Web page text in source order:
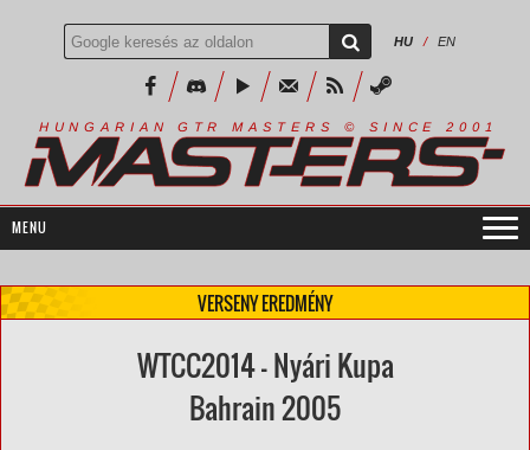
HU / EN
H U N G A R I A N G T R M A S T E R S © S I N C E 2 0 0 1
VERSENY EREDMÉNY
WTCC2014 - Nyári Kupa
Bahrain 2005